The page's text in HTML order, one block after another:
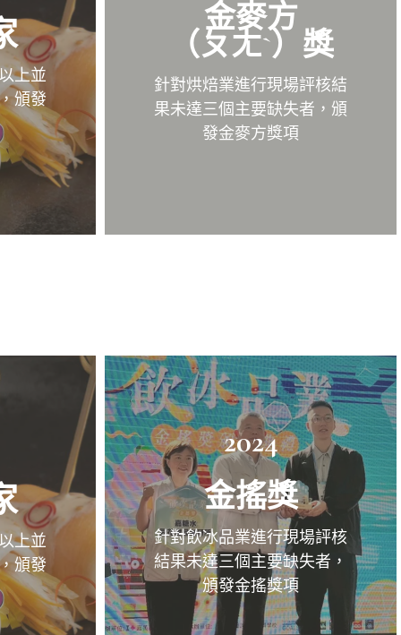
上並
頒發
金麥方
（ㄆㄤˋ）獎
針對烘焙業進行現場評核結
果未達三個主要缺失者，頒
發金麥方獎項
上並
頒發
2024
金搖獎
針對飲冰品業進行現場評核
結果未達三個主要缺失者，
頒發金搖獎項